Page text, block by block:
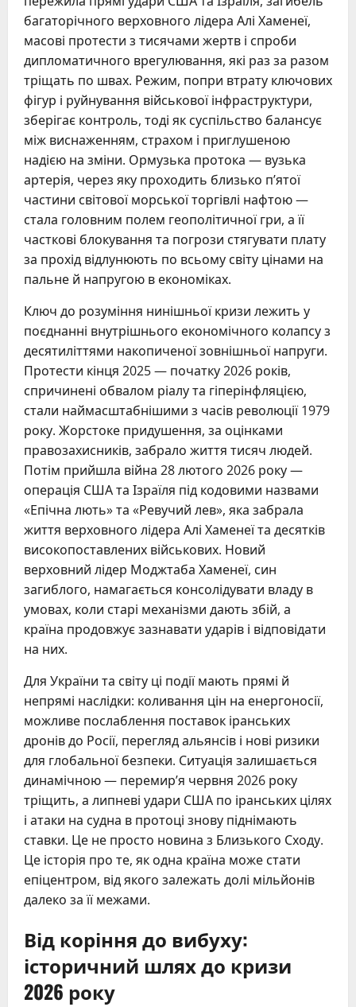
багаторічного верховного лідера Алі Хаменеї,
масові протести з тисячами жертв і спроби
дипломатичного врегулювання, які раз за разом
тріщать по швах. Режим, попри втрату ключових
фігур і руйнування військової інфраструктури,
зберігає контроль, тоді як суспільство балансує
між виснаженням, страхом і приглушеною
надією на зміни. Ормузька протока — вузька
артерія, через яку проходить близько п’ятої
частини світової морської торгівлі нафтою —
стала головним полем геополітичної гри, а її
часткові блокування та погрози стягувати плату
за прохід відлунюють по всьому світу цінами на
пальне й напругою в економіках.
Ключ до розуміння нинішньої кризи лежить у
поєднанні внутрішнього економічного колапсу з
десятиліттями накопиченої зовнішньої напруги.
Протести кінця 2025 — початку 2026 років,
спричинені обвалом ріалу та гіперінфляцією,
стали наймасштабнішими з часів революції 1979
року. Жорстоке придушення, за оцінками
правозахисників, забрало життя тисяч людей.
Потім прийшла війна 28 лютого 2026 року —
операція США та Ізраїля під кодовими назвами
«Епічна лють» та «Ревучий лев», яка забрала
життя верховного лідера Алі Хаменеї та десятків
високопоставлених військових. Новий
верховний лідер Моджтаба Хаменеї, син
загиблого, намагається консолідувати владу в
умовах, коли старі механізми дають збій, а
країна продовжує зазнавати ударів і відповідати
на них.
Для України та світу ці події мають прямі й
непрямі наслідки: коливання цін на енергоносії,
можливе послаблення поставок іранських
дронів до Росії, перегляд альянсів і нові ризики
для глобальної безпеки. Ситуація залишається
динамічною — перемир’я червня 2026 року
тріщить, а липневі удари США по іранських цілях
і атаки на судна в протоці знову піднімають
ставки. Це не просто новина з Близького Сходу.
Це історія про те, як одна країна може стати
епіцентром, від якого залежать долі мільйонів
далеко за її межами.
Від коріння до вибуху:
історичний шлях до кризи
2026 року